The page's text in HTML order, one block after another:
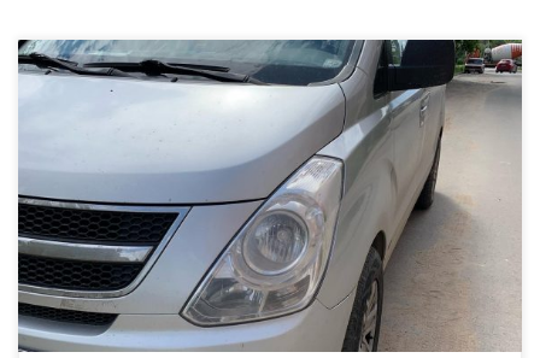
Хендэ Старекс с дизельным двигателем 2.5 и автоматической
коробкой передач. 2008 год, 136 «лошадей». Ранее уже был
заглушен клапан EGR. Диагностика показала ошибку клапана
рециркуляции ОГ (код: P0401) Блок управления: Bosch EDC16C39
софт 1037391405 1037520542 P373C00N Сделали программное
увеличение мощности и отключение системы EGR